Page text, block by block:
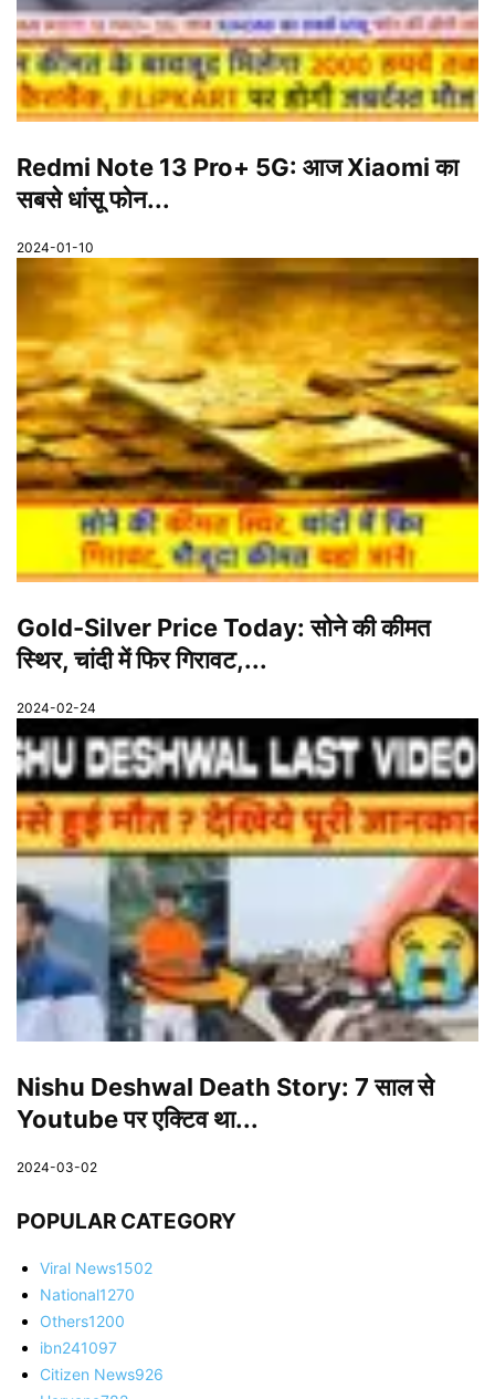
Redmi Note 13 Pro+ 5G: आज Xiaomi का
सबसे धांसू फोन...
2024-01-10
Gold-Silver Price Today: सोने की कीमत
स्थिर, चांदी में फिर गिरावट,...
2024-02-24
Nishu Deshwal Death Story: 7 साल से
Youtube पर एक्टिव था...
2024-03-02
POPULAR CATEGORY
Viral News1502
National1270
Others1200
ibn241097
Citizen News926